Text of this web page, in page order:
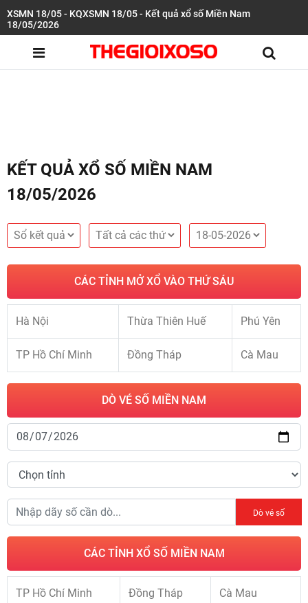
XSMN 18/05 - KQXSMN 18/05 - Kết quả xổ số Miền Nam
18/05/2026
KẾT QUẢ XỔ SỐ MIỀN NAM
18/05/2026
CÁC TỈNH MỞ XỔ VÀO THỨ SÁU
Hà Nội Thừa Thiên Huế Phú Yên
TP Hồ Chí Minh Đồng Tháp Cà Mau
DÒ VÉ SỐ MIỀN NAM
Dò vé số
CÁC TỈNH XỔ SỐ MIỀN NAM
TP Hồ Chí Minh Đồng Tháp Cà Mau